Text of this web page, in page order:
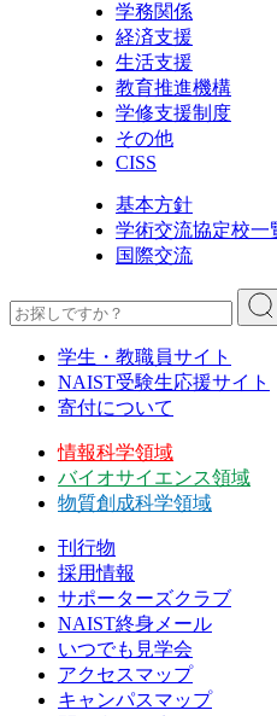
学務関係
経済支援
生活支援
教育推進機構
学修支援制度
その他
CISS
基本方針
学術交流協定校一
国際交流
学生・教職員サイト
NAIST受験生応援サイト
寄付について
情報科学領域
バイオサイエンス領域
物質創成科学領域
刊行物
採用情報
サポーターズクラブ
NAIST終身メール
いつでも見学会
アクセスマップ
キャンパスマップ